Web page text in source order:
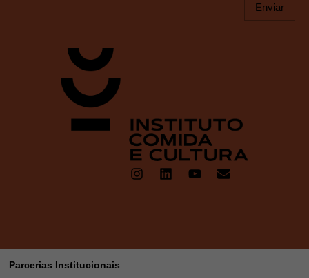
Enviar
Parcerias Institucionais